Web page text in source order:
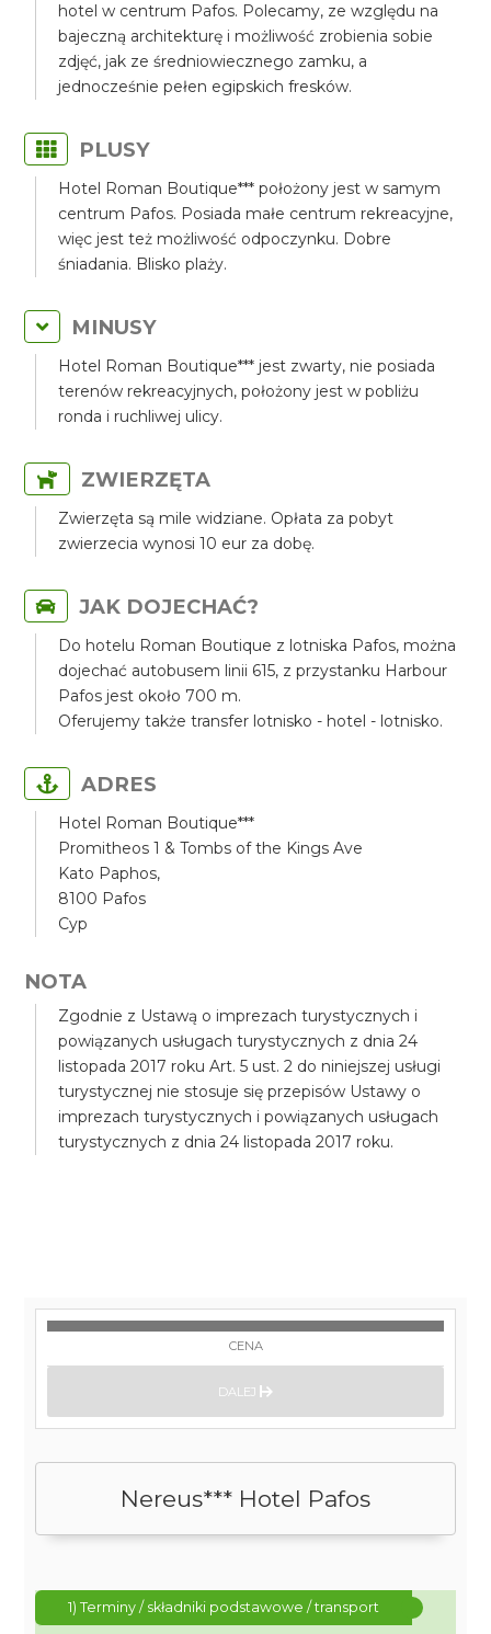
hotel w centrum Pafos. Polecamy, ze względu na
bajeczną architekturę i możliwość zrobienia sobie
zdjęć, jak ze średniowiecznego zamku, a
jednocześnie pełen egipskich fresków.
PLUSY
Hotel Roman Boutique*** położony jest w samym
centrum Pafos. Posiada małe centrum rekreacyjne,
więc jest też możliwość odpoczynku. Dobre
śniadania. Blisko plaży.
MINUSY
Hotel Roman Boutique*** jest zwarty, nie posiada
terenów rekreacyjnych, położony jest w pobliżu
ronda i ruchliwej ulicy.
ZWIERZĘTA
Zwierzęta są mile widziane. Opłata za pobyt
zwierzecia wynosi 10 eur za dobę.
JAK DOJECHAĆ?
Do hotelu Roman Boutique z lotniska Pafos, można
dojechać autobusem linii 615, z przystanku Harbour
Pafos jest około 700 m.
Oferujemy także transfer lotnisko - hotel - lotnisko.
ADRES
Hotel Roman Boutique***
Promitheos 1 & Tombs of the Kings Ave
Kato Paphos,
8100 Pafos
Cyp
NOTA
Zgodnie z Ustawą o imprezach turystycznych i
powiązanych usługach turystycznych z dnia 24
listopada 2017 roku Art. 5 ust. 2 do niniejszej usługi
turystycznej nie stosuje się przepisów Ustawy o
imprezach turystycznych i powiązanych usługach
turystycznych z dnia 24 listopada 2017 roku.
Nereus*** Hotel Pafos
1) Terminy / składniki podstawowe / transport
CENA
DALEJ